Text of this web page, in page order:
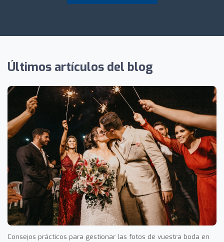
Últimos artículos del blog
Consejos prácticos para gestionar las fotos de vuestra boda en